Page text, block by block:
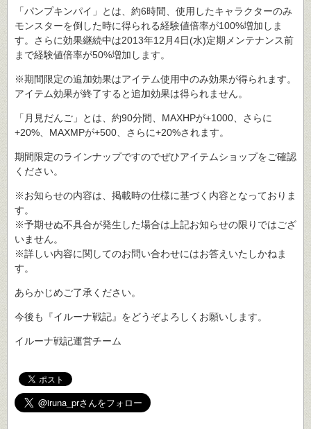
「パンプキンパイ」とは、約6時間、使用したキャラクターのみ
モンスターを倒した時に得られる経験値倍率が100%増加しま
す。さらに効果継続中は2013年12月4日(水)定期メンテナンス前
まで経験値倍率が50%増加します。
※期間限定の追加効果はアイテム使用中のみ効果が得られます。
アイテム効果が終了すると追加効果は得られません。
「月見だんご」とは、約90分間、MAXHPが+1000、さらに
+20%、MAXMPが+500、さらに+20%されます。
期間限定のラインナップですのでぜひアイテムショップをご確認
ください。
※お知らせの内容は、掲載時の仕様に基づく内容となっておりま
す。
※予期せぬ不具合が発生した場合は上記お知らせの限りではござ
いません。
※詳しい内容に関してのお問い合わせにはお答えいたしかねま
す。
あらかじめご了承ください。
今後も『イルーナ戦記』をどうぞよろしくお願いします。
イルーナ戦記運営チーム